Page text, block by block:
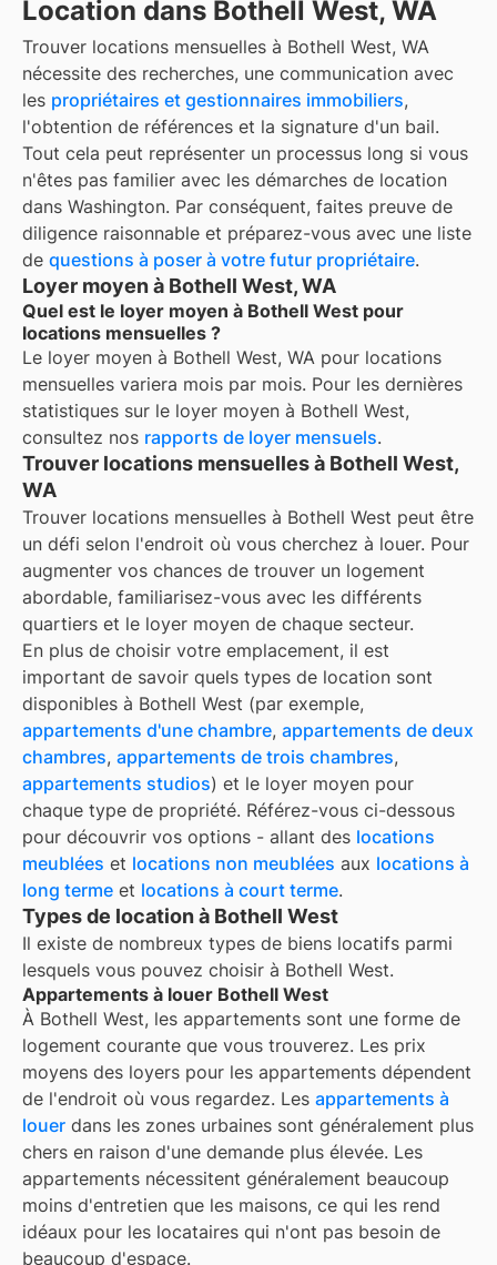
Location dans Bothell West, WA
Trouver locations mensuelles à Bothell West, WA
nécessite des recherches, une communication avec
les propriétaires et gestionnaires immobiliers,
l'obtention de références et la signature d'un bail.
Tout cela peut représenter un processus long si vous
n'êtes pas familier avec les démarches de location
dans Washington. Par conséquent, faites preuve de
diligence raisonnable et préparez-vous avec une liste
de questions à poser à votre futur propriétaire.
Loyer moyen à Bothell West, WA
Quel est le loyer moyen à Bothell West pour
locations mensuelles ?
Le loyer moyen à Bothell West, WA pour locations
mensuelles variera mois par mois. Pour les dernières
statistiques sur le loyer moyen à Bothell West,
consultez nos rapports de loyer mensuels.
Trouver locations mensuelles à Bothell West,
WA
Trouver locations mensuelles à Bothell West peut être
un défi selon l'endroit où vous cherchez à louer. Pour
augmenter vos chances de trouver un logement
abordable, familiarisez-vous avec les différents
quartiers et le loyer moyen de chaque secteur.
En plus de choisir votre emplacement, il est
important de savoir quels types de location sont
disponibles à Bothell West (par exemple,
appartements d'une chambre, appartements de deux
chambres, appartements de trois chambres,
appartements studios) et le loyer moyen pour
chaque type de propriété. Référez-vous ci-dessous
pour découvrir vos options - allant des locations
meublées et locations non meublées aux locations à
long terme et locations à court terme.
Types de location à Bothell West
Il existe de nombreux types de biens locatifs parmi
lesquels vous pouvez choisir à Bothell West.
Appartements à louer Bothell West
À Bothell West, les appartements sont une forme de
logement courante que vous trouverez. Les prix
moyens des loyers pour les appartements dépendent
de l'endroit où vous regardez. Les appartements à
louer dans les zones urbaines sont généralement plus
chers en raison d'une demande plus élevée. Les
appartements nécessitent généralement beaucoup
moins d'entretien que les maisons, ce qui les rend
idéaux pour les locataires qui n'ont pas besoin de
beaucoup d'espace.